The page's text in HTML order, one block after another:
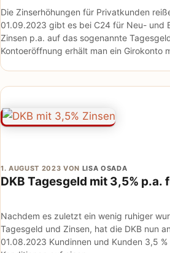
Die Zinserhöhungen für Privatkunden
01.09.2023 gibt es bei C24 für Neu- und
Zinsen p.a. auf das sogenannte
Kontoeröffnung erhält man ein Girokonto
DKB Tagesgeld mit 3,5% p.a.
1. AUGUST 2023 VON LISA OSADA
Nachdem es zuletzt ein wenig ruhiger
Tagesgeld und Zinsen, hat die DKB nun
01.08.2023 Kundinnen und Kunden 3,5